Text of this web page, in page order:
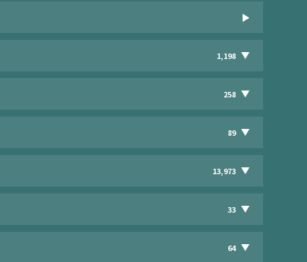
1,198
258
89
13,973
33
64